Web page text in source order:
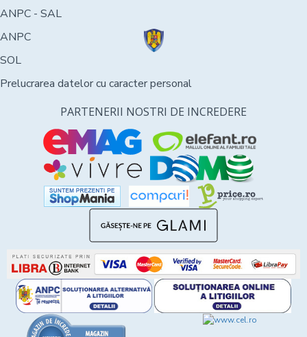
ANPC - SAL
ANPC
SOL
Prelucrarea datelor cu caracter personal
PARTENERII NOSTRI DE INCREDERE